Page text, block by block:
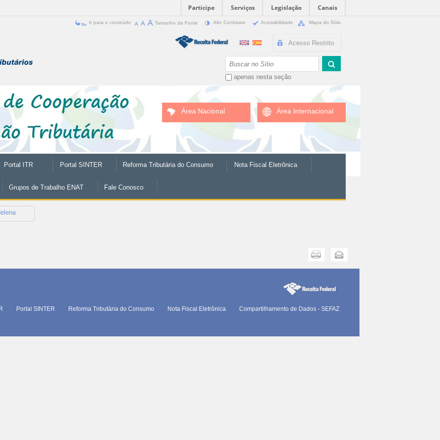
Participe Serviços Legislação
Canais
Ir para o conteúdo Tamanho da Fonte Alto Contraste Acessibilidade Mapa do Sítio
Acesso Restrito
apenas nesta seção
Área Nacional Área Internacional
Portal ITR Portal SINTER Reforma Tributária do Consumo Nota Fiscal Eletrônica
Grupos de Trabalho ENAT Fale Conosco
Enviar
Portal SINTER Reforma Tributária do Consumo Nota Fiscal Eletrônica
Compartilhamento de Dados - SEFAZ